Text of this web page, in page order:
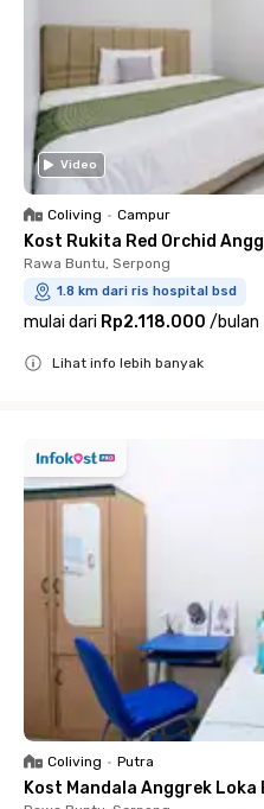
Video
Coliving • Campur
Kost Rukita Red Orchid
Rawa Buntu, Serpong
1.8 km dari ris hospital bsd
mulai dari Rp2.118.000 /bulan
Lihat info lebih banyak
Coliving • Putra
Kost Mandala Anggrek Loka